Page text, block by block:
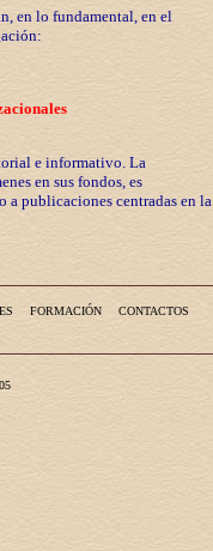
en lo fundamental, en el
les
e informativo. La
en sus fondos, es
a publicaciones centradas en la
FORMACIÓN
CONTACTOS